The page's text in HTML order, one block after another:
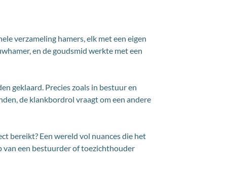
verzameling hamers, elk met een eigen
en de goudsmid werkte met een
geklaard. Precies zoals in bestuur en
de klankbordrol vraagt om een andere
bereikt? Een wereld vol nuances die het
van een bestuurder of toezichthouder